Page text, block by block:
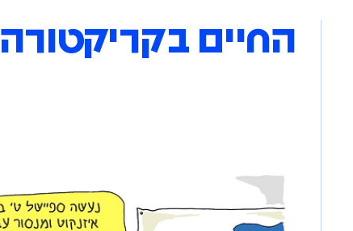
החיים בקריקטורה